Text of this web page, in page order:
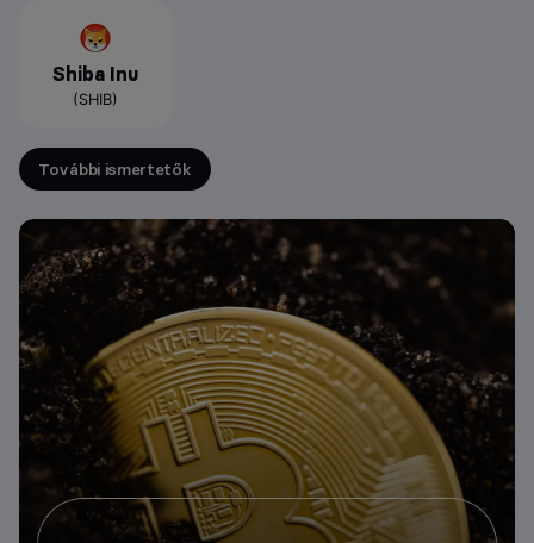
Shiba Inu
(SHIB)
További ismertetők